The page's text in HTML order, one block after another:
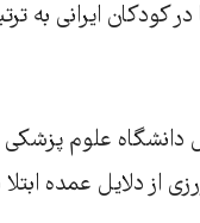
کودکان ايرانی
از دلايل عمده